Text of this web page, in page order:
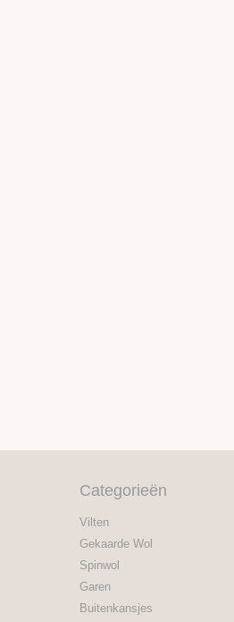
Categorieën
Vilten
Gekaarde Wol
Spinwol
Garen
Buitenkansjes